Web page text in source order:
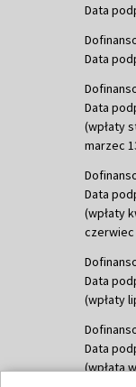
Data
Data
Data
(wpłaty
marzec
Data
(wpłaty
czerwiec
Data
(wpłaty
Data
(wpłata